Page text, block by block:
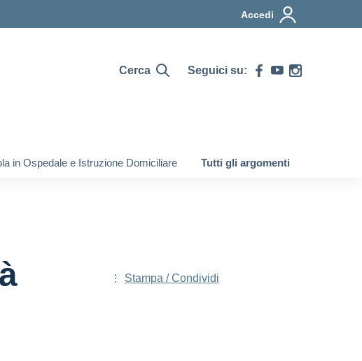
Accedi
Cerca Seguici su:
in Ospedale e Istruzione Domiciliare Tutti gli argomenti
Stampa / Condividi